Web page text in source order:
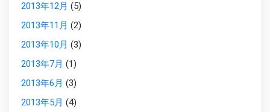
2013年12月 (5)
2013年11月 (2)
2013年10月 (3)
2013年7月 (1)
2013年6月 (3)
2013年5月 (4)